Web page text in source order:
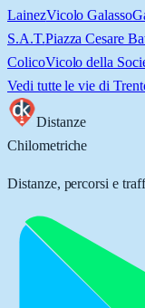
LainezVicolo Galasso
S.A.T.Piazza Cesare
ColicoVicolo della
Vedi tutte le vie di
Distanze
Chilometriche
Distanze, percorsi e